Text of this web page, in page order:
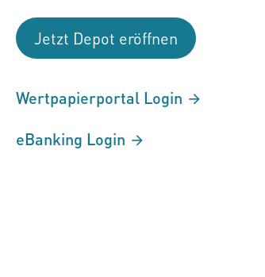
Jetzt Depot eröffnen
Wertpapierportal Login
eBanking Login